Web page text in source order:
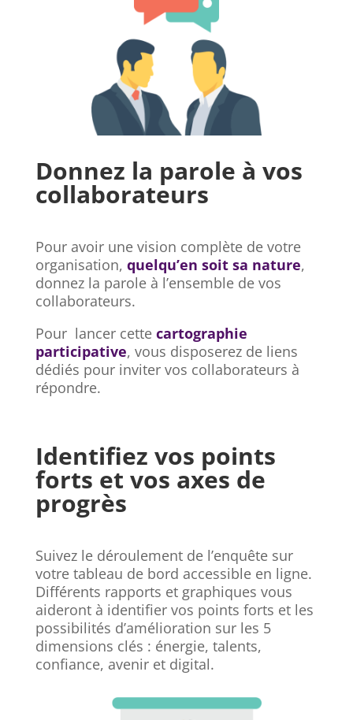
Donnez la parole à vos
collaborateurs
Pour avoir une vision complète de votre
organisation, quelqu’en soit sa nature,
donnez la parole à l’ensemble de vos
collaborateurs.
Pour lancer cette cartographie
participative, vous disposerez de liens
dédiés pour inviter vos collaborateurs à
répondre.
Identifiez vos points
forts et vos axes de
progrès
Suivez le déroulement de l’enquête sur
votre tableau de bord accessible en ligne.
Différents rapports et graphiques vous
aideront à identifier vos points forts et les
possibilités d’amélioration sur les 5
dimensions clés : énergie, talents,
confiance, avenir et digital.